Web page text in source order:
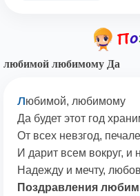
любимой любимому Да
любимой, любимому
Да будет этот год
От всех невзгод,
И дарит всем вокруг, и
Надежду и мечту,
Поздравления